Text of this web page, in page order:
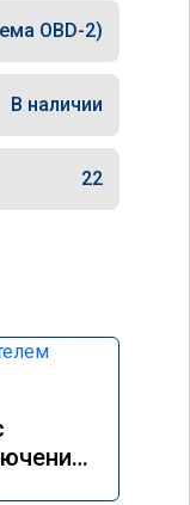
OBD-2)
В наличии
22